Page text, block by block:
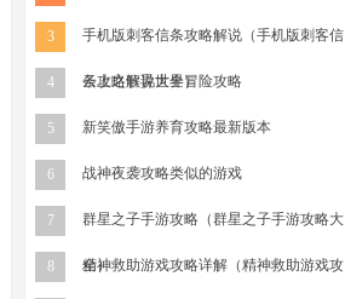
3 手机版刺客信条攻略解说（手机版刺客信
条攻略解说大全）
4 云上之歌异世界冒险攻略
5 新笑傲手游养育攻略最新版本
6 战神夜袭攻略类似的游戏
7 群星之子手游攻略（群星之子手游攻略大
全）
8 精神救助游戏攻略详解（精神救助游戏攻